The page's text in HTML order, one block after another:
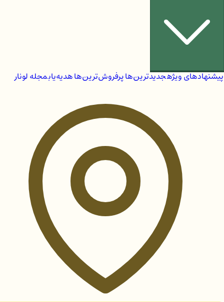
پیشنهادهای ویژهجدیدترین‌هاپرفروش‌ترین‌هاهدیه‌یابمجله لونار